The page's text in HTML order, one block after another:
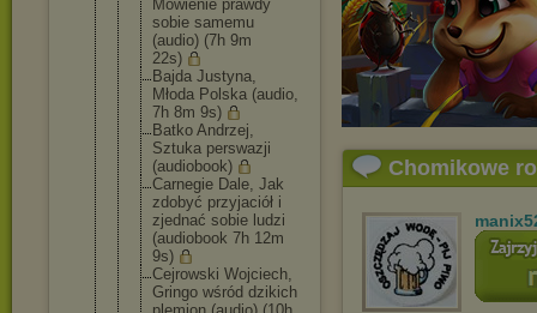
Mówienie prawdy
sobie samemu
(audio) (7h 9m
22s)
Bajda Justyna,
Młoda Polska (audio,
7h 8m 9s)
Batko Andrzej,
Sztuka perswazji
(audiobook)
Carnegie Dale, Jak
zdobyć przyjaciół i
zjednać sobie ludzi
(audiobook 7h 12m
9s)
Cejrowski Wojciech,
Gringo wśród dzikich
Chomikowe